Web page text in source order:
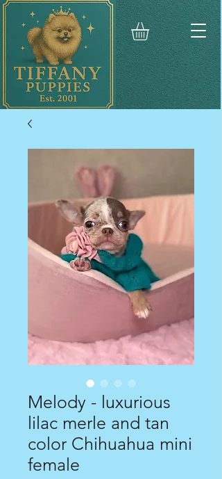
Melody - luxurious
lilac merle and tan
color Chihuahua mini
female